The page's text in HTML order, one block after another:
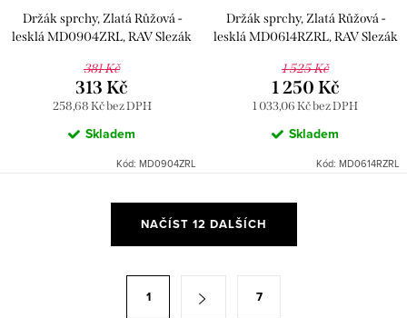
Držák sprchy, Zlatá Růžová -
lesklá MD0904ZRL, RAV Slezák
381 Kč
258,68 Kč bez DPH
313 Kč
Skladem
Kód: MD0904ZRL
Držák sprchy, Zlatá Růžová -
lesklá MD0614RZRL, RAV Slezák
1 525 Kč
1 033,06 Kč bez DPH
1 250 Kč
Skladem
Kód: MD0614RZRL
NAČÍST 12 DALŠÍCH
1
7